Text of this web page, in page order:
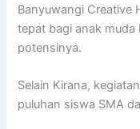
Banyuwangi Creative
tepat bagi anak
potensinya.
Selain Kirana,
puluhan siswa SMA